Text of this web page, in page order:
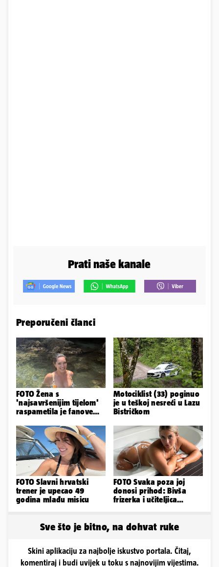
Prati naše kanale
Preporučeni članci
FOTO Žena s
'najsavršenijim tijelom'
raspametila je fanove
plićaka
Motociklist (33) poginuo
je u teškoj nesreći u Lazu
Bistričkom
FOTO Slavni hrvatski
trener je upecao 49
godina mlađu misicu
FOTO Svaka poza joj
donosi prihod: Bivša
frizerka i učiteljica
Sve što je bitno, na dohvat ruke
Skini aplikaciju za najbolje iskustvo portala. Čitaj,
komentiraj i budi uvijek u toku s najnovijim vijestima.